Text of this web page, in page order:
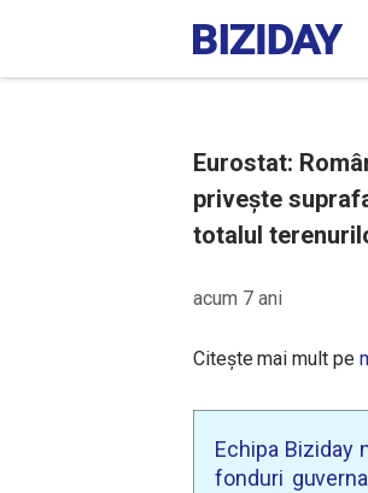
Eurostat:
privește
totalul
acum 7 ani
Citește mai mult pe
Echipa Biziday
fonduri